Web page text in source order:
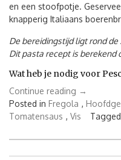
en een stoofpotje.
knapperig Italiaans
De bereidingstijd ligt rond de
Dit pasta recept is berekend
Wat heb je nodig voor
Continue reading “Pesce
con
Fregola
Fregola
met
→
Posted in Fregola ,
Tomatensaus , Vis